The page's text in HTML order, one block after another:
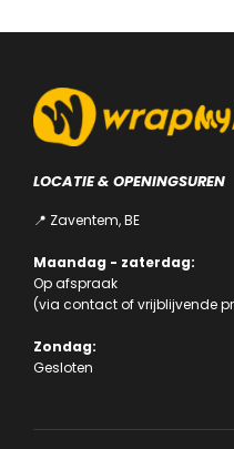
LOCATIE & OPENINGSUREN
📍 Zaventem, BE
Maandag - zaterdag:
Op afspraak
(via contactofvrijblijvende
Zondag:
Gesloten